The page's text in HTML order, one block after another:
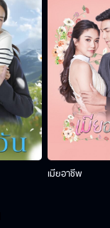
เมียอาชีพ